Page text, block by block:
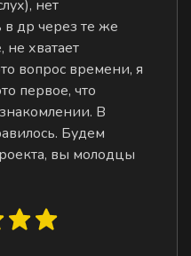
нет
в др через те же
хватает
вопрос времени, я
первое, что
В
Будем
вы молодцы